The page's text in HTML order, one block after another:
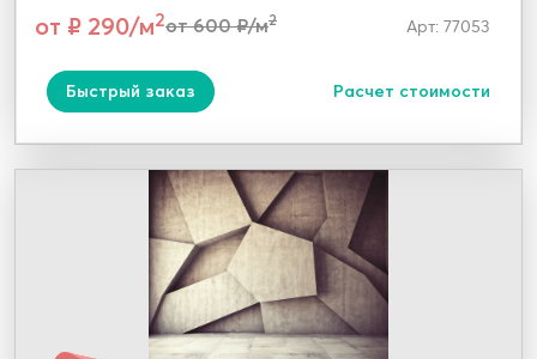
от ₽ 290/м2от 600 ₽/м2 Арт: 77053
Быстрый заказ Расчет стоимости